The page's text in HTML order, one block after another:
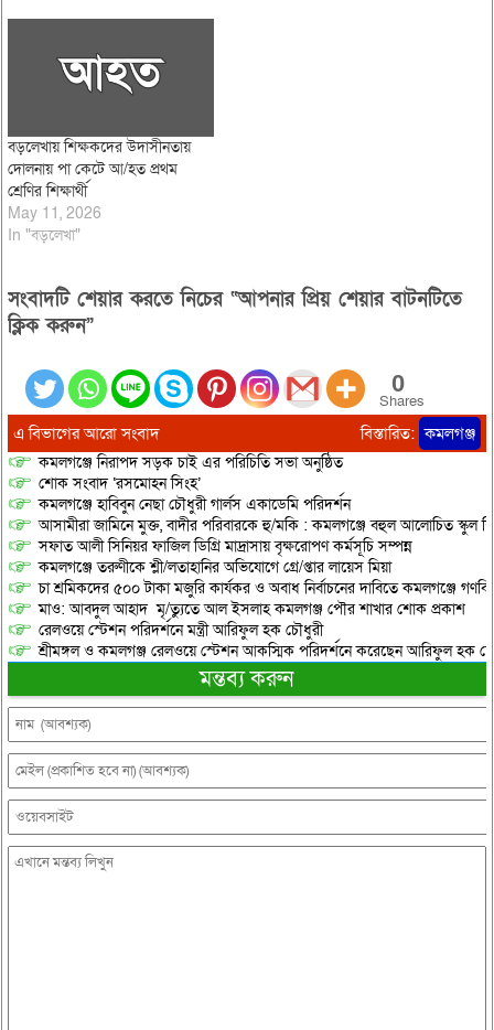
বড়লেখায় শিক্ষকদের উদাসীনতায়
দোলনায় পা কেটে আ/হত প্রথম
শ্রেণির শিক্ষার্থী
May 11, 2026
In "বড়লেখা"
সংবাদটি শেয়ার করতে নিচের “আপনার প্রিয় শেয়ার বাটনটিতে
ক্লিক করুন”
0
Shares
এ বিভাগের আরো সংবাদ বিস্তারিত: কমলগঞ্জ
কমলগঞ্জে নিরাপদ সড়ক চাই এর পরিচিতি সভা অনুষ্ঠিত
শোক সংবাদ ‘রসমোহন সিংহ’
কমলগঞ্জে হাবিবুন নেছা চৌধুরী গার্লস একাডেমি পরিদর্শন
আসামীরা জামিনে মুক্ত, বাদীর পরিবারকে হু/মকি : কমলগঞ্জে বহুল আলোচিত স্কুল
সফাত আলী সিনিয়র ফাজিল ডিগ্রি মাদ্রাসায় বৃক্ষরোপণ কর্মসূচি সম্পন্ন
কমলগঞ্জে তরুণীকে শ্লী/লতাহানির অভিযোগে গ্রে/প্তার লায়েস মিয়া
চা শ্রমিকদের ৫০০ টাকা মজুরি কার্যকর ও অবাধ নির্বাচনের দাবিতে কমলগঞ্জে
মাও: আবদুল আহাদ মৃ/ত্যুতে আল ইসলাহ কমলগঞ্জ পৌর শাখার শোক প্রকাশ
রেলওয়ে স্টেশন পরিদর্শনে মন্ত্রী আরিফুল হক চৌধুরী
শ্রীমঙ্গল ও কমলগঞ্জ রেলওয়ে স্টেশন আকস্মিক পরিদর্শনে করেছেন আরিফুল হক
মন্তব্য করুন